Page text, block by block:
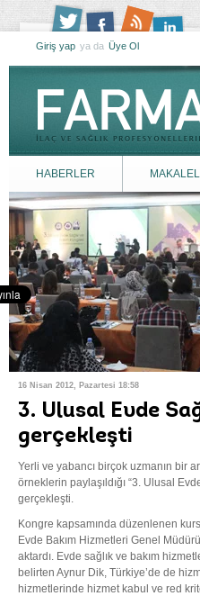
Giriş yap ya da Üye Ol
HABERLER
16 Nisan 2012, Pazartesi 18:58
3. Ulusal Evde
gerçekleşti
Yerli ve yabancı birçok uzmanın bir
örneklerin paylaşıldığı “3. Ulusal
gerçekleşti.
Kongre kapsamında düzenlenen
Evde Bakım Hizmetleri Genel
aktardı. Evde sağlık ve bakım
belirten Aynur Dik, Türkiye’de de
hizmetlerinde hizmet kabul ve red